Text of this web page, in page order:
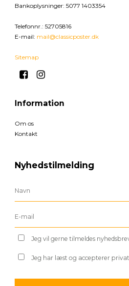
Bankoplysninger: 5077 1403354
Telefonnr.: 52705816
E-mail: mail@classicposter.dk
Sitemap
Information
Om os
Kontakt
Nyhedstilmelding
Jeg vil gerne tilmeldes
Jeg har læst og accepterer